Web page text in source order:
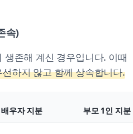
속)
생존해 계신 경우입니다. 이때
하지 않고 함께 상속합니다.
배우자 지분 부모 1인 지분